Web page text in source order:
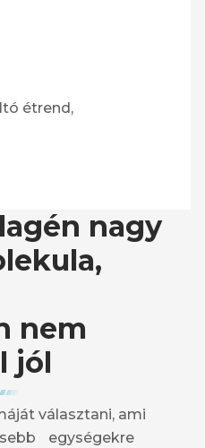
étrend,
nagy
nem
jól
választani, ami
egységekre